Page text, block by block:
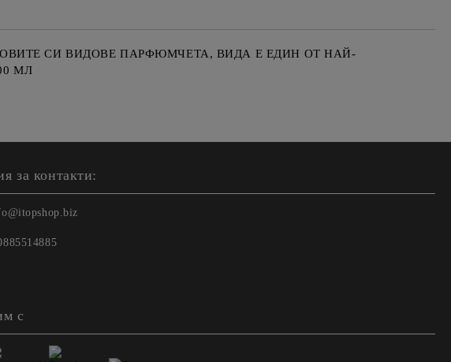
СИ ВИДОВЕ ПАРФЮМЧЕТА, ВИДА E ЕДИН ОТ НАЙ-
МЛ
за контакти:
с